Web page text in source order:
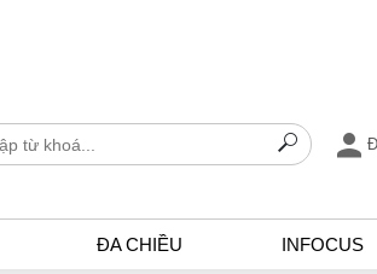
ĐA CHIỀU INFOCUS